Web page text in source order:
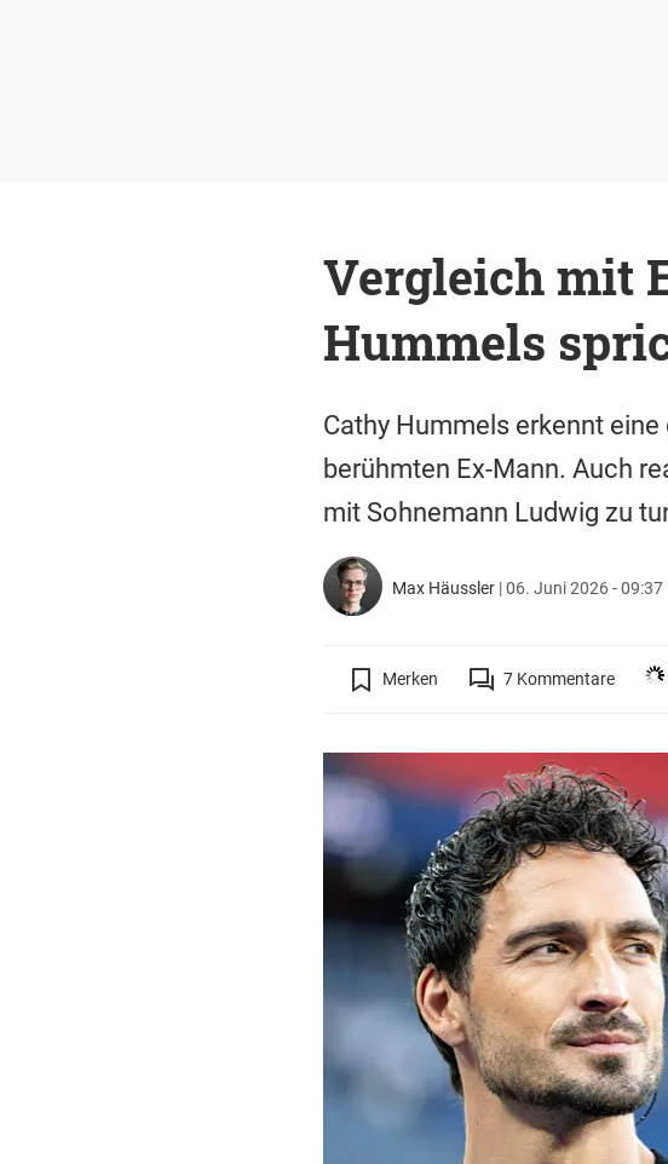
Vergleich mit
Hummels
Cathy Hummels erkennt
berühmten Ex-Mann. Auch
mit Sohnemann Ludwig zu
Max Häussler |06. Juni 2026 - 09:37
Merken 7Kommentare